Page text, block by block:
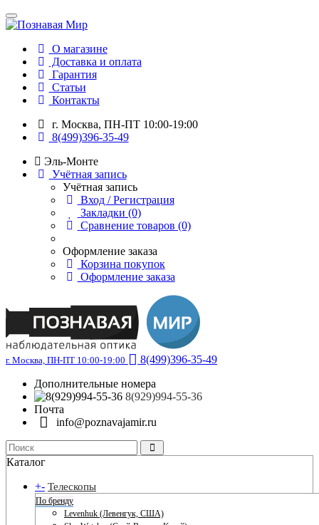
О магазине
Доставка и оплата
Гарантия
Статьи
Контакты
г. Москва, ПН-ПТ 10:00-19:00
8(499)396-35-49
Эль-Монте
Учётная запись
Учётная запись
Вход / Регистрация
Закладки (0)
Сравнение товаров (0)
Оформление заказа
Корзина покупок
Оформление заказа
г. Москва, ПН-ПТ 10:00-19:00
8(499)396-35-49
Дополнительные номера
8(929)994-55-36
Почта
info@poznavajamir.ru
Каталог
+- Телескопы
По бренду
Levenhuk (Левенгук, США)